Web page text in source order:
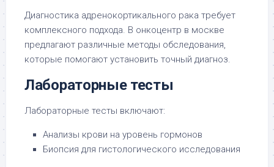
Диагностика адренокортикального рака требует
комплексного подхода. В онкоцентр в москве
предлагают различные методы обследования,
которые помогают установить точный диагноз.
Лабораторные тесты
Лабораторные тесты включают:
Анализы крови на уровень гормонов
Биопсия для гистологического исследования